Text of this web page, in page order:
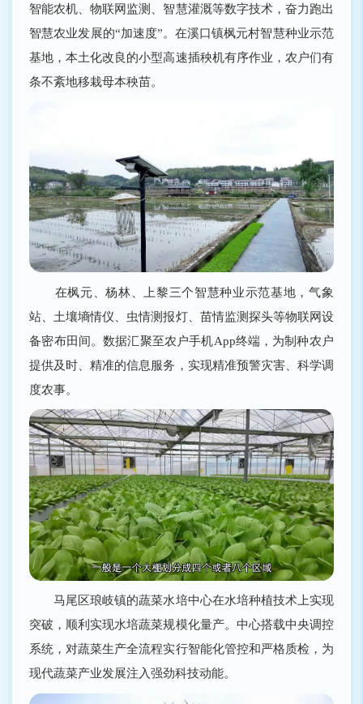
智能农机、物联网监测、智慧灌溉等数字技术，奋力跑出
智慧农业发展的“加速度”。在溪口镇枫元村智慧种业示范
基地，本土化改良的小型高速插秧机有序作业，农户们有
条不紊地移栽母本秧苗。
在枫元、杨林、上黎三个智慧种业示范基地，气象
站、土壤墒情仪、虫情测报灯、苗情监测探头等物联网设
备密布田间。数据汇聚至农户手机App终端，为制种农户
提供及时、精准的信息服务，实现精准预警灾害、科学调
度农事。
马尾区琅岐镇的蔬菜水培中心在水培种植技术上实现
突破，顺利实现水培蔬菜规模化量产。中心搭载中央调控
系统，对蔬菜生产全流程实行智能化管控和严格质检，为
现代蔬菜产业发展注入强劲科技动能。